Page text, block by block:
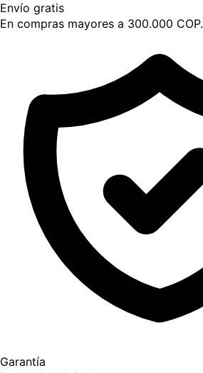
Envío gratis
En compras mayores a 300.000 COP.
Garantía